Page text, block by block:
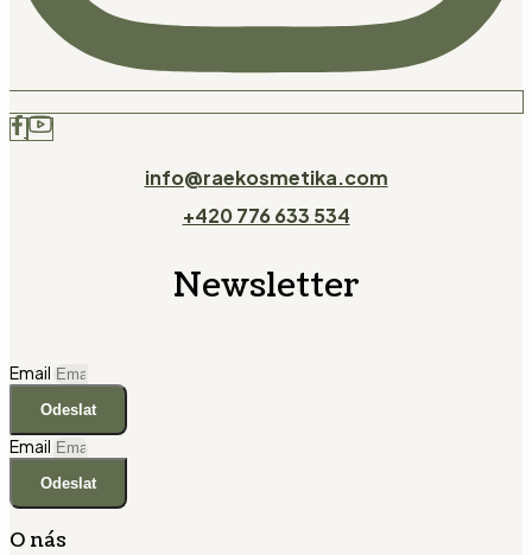
info@raekosmetika.com
+420 776 633 534
Newsletter
Email
Odeslat
Email
Odeslat
O nás